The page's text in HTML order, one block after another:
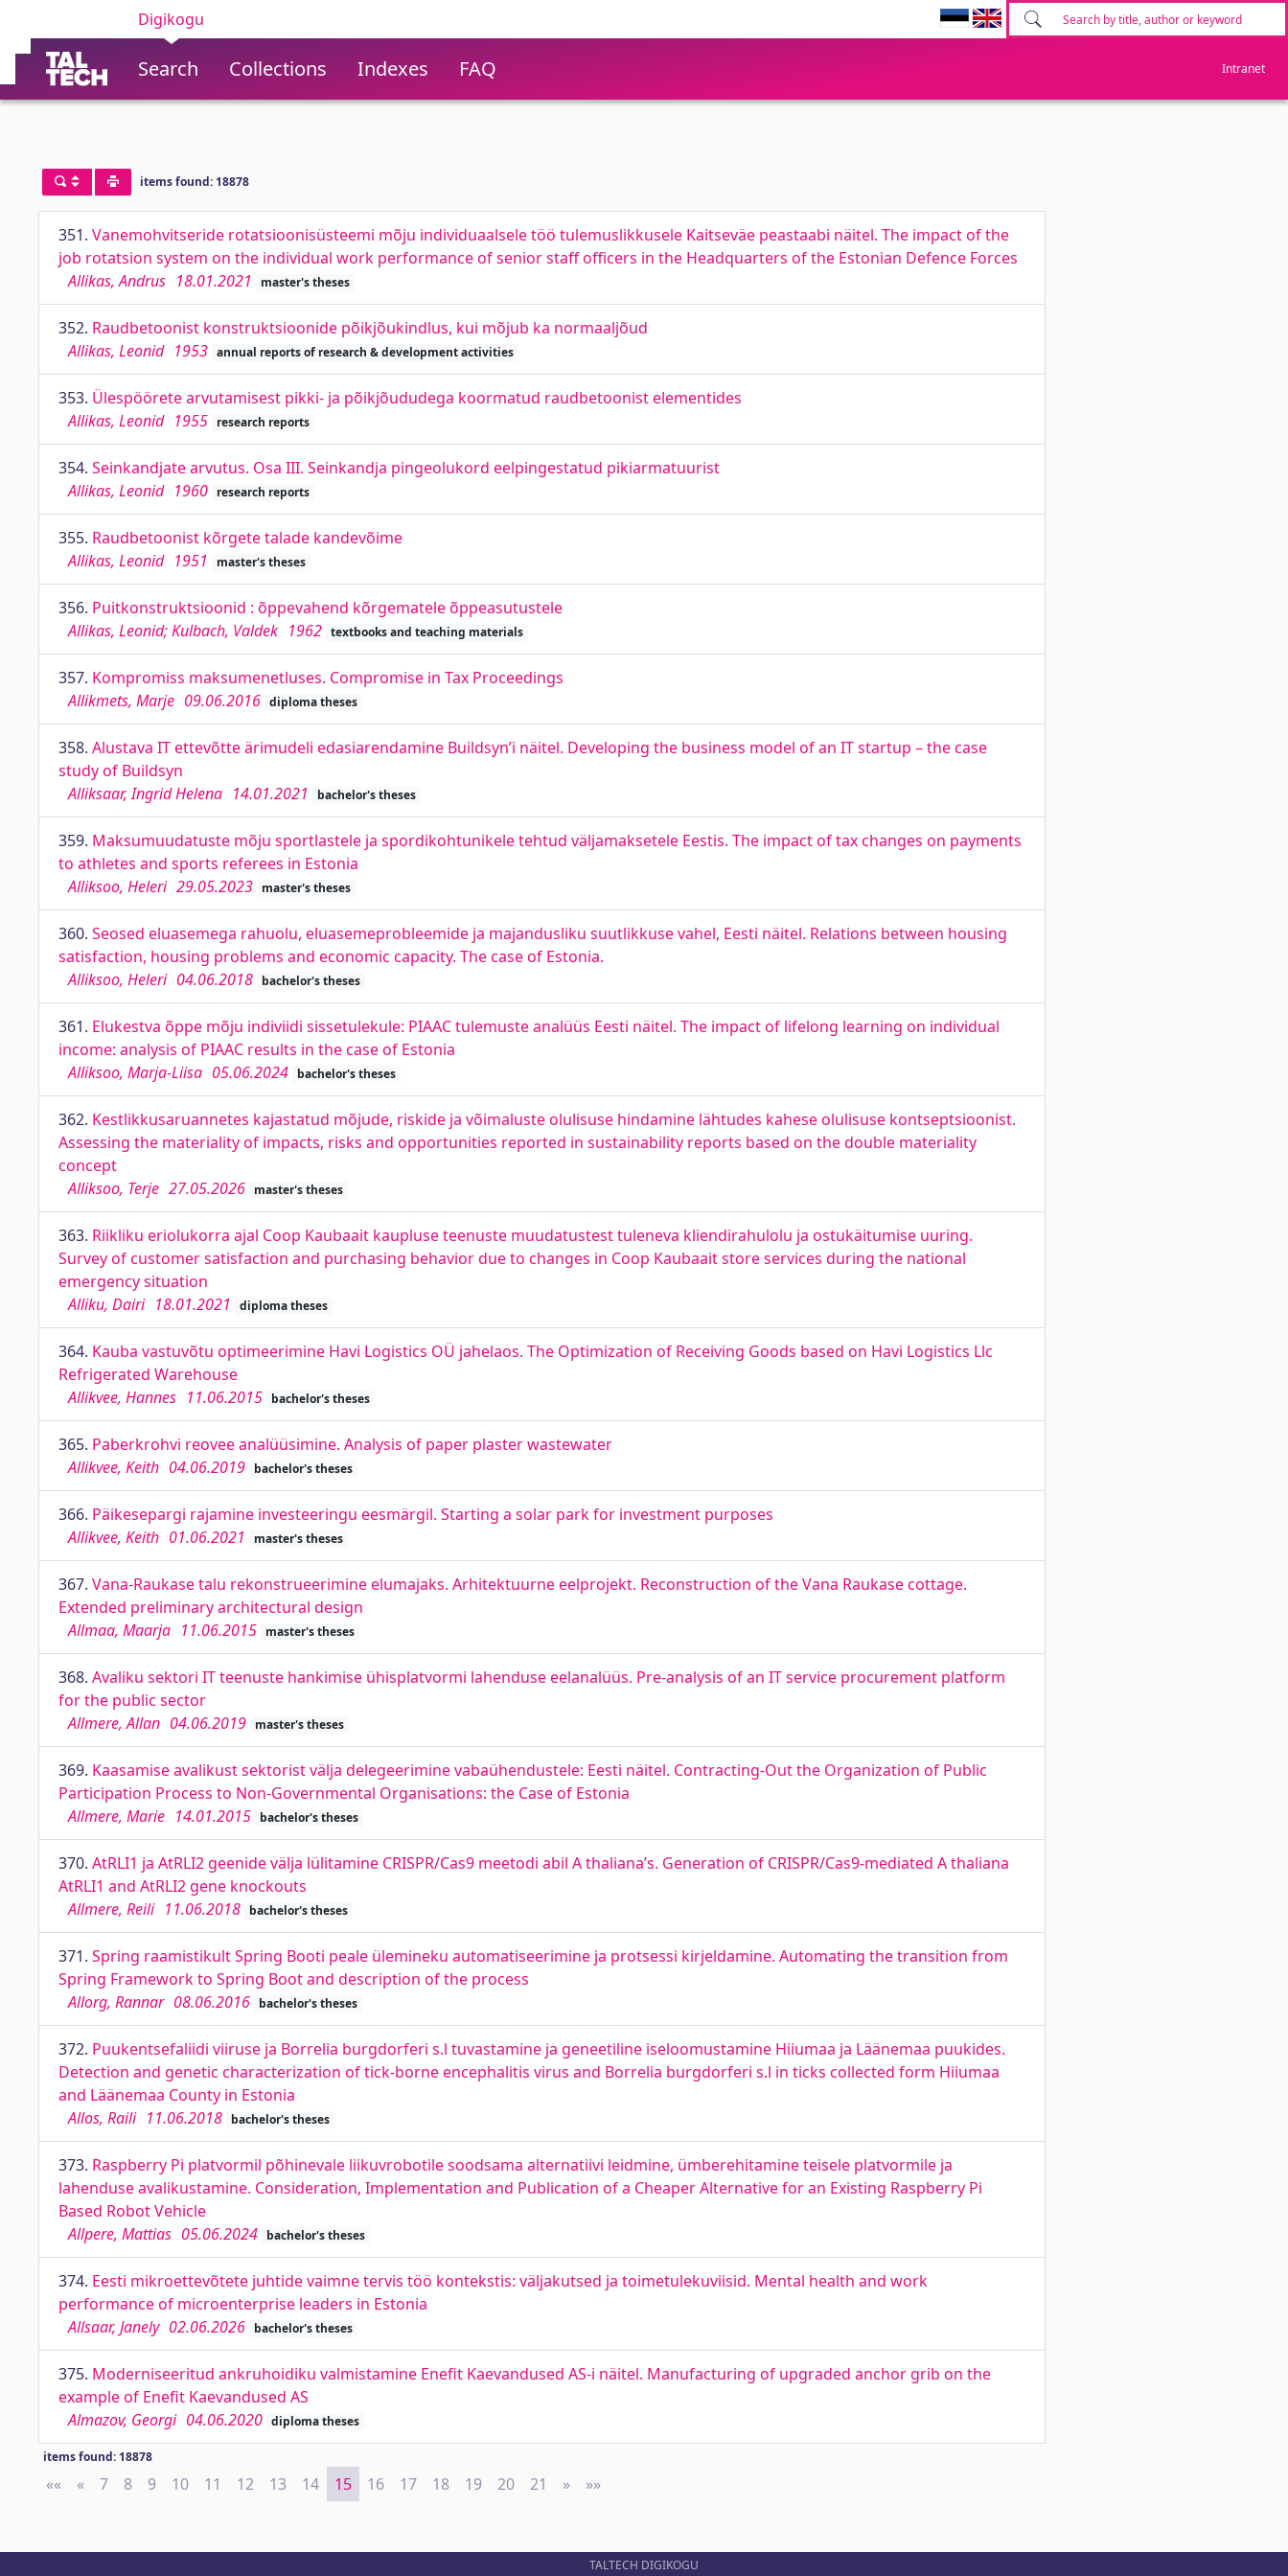
Digikogu
Search Collections Indexes FAQ Intranet
items found: 18878
351. Vanemohvitseride rotatsioonisüsteemi mõju individuaalsele töö tulemuslikkusele Kaitseväe peastaabi näitel. The impact of the
job rotatsion system on the individual work performance of senior staff officers in the Headquarters of the Estonian Defence Forces
Allikas, Andrus 18.01.2021 master's theses
352. Raudbetoonist konstruktsioonide põikjõukindlus, kui mõjub ka normaaljõud
Allikas, Leonid 1953 annual reports of research & development activities
353. Ülespöörete arvutamisest pikki- ja põikjõududega koormatud raudbetoonist elementides
Allikas, Leonid 1955 research reports
354. Seinkandjate arvutus. Osa III. Seinkandja pingeolukord eelpingestatud pikiarmatuurist
Allikas, Leonid 1960 research reports
355. Raudbetoonist kõrgete talade kandevõime
Allikas, Leonid 1951 master's theses
356. Puitkonstruktsioonid : õppevahend kõrgematele õppeasutustele
Allikas, Leonid; Kulbach, Valdek 1962 textbooks and teaching materials
357. Kompromiss maksumenetluses. Compromise in Tax Proceedings
Allikmets, Marje 09.06.2016 diploma theses
358. Alustava IT ettevõtte ärimudeli edasiarendamine Buildsyn’i näitel. Developing the business model of an IT startup – the case
study of Buildsyn
Alliksaar, Ingrid Helena 14.01.2021 bachelor's theses
359. Maksumuudatuste mõju sportlastele ja spordikohtunikele tehtud väljamaksetele Eestis. The impact of tax changes on payments
to athletes and sports referees in Estonia
Alliksoo, Heleri 29.05.2023 master's theses
360. Seosed eluasemega rahuolu, eluasemeprobleemide ja majandusliku suutlikkuse vahel, Eesti näitel. Relations between housing
satisfaction, housing problems and economic capacity. The case of Estonia.
Alliksoo, Heleri 04.06.2018 bachelor's theses
361. Elukestva õppe mõju indiviidi sissetulekule: PIAAC tulemuste analüüs Eesti näitel. The impact of lifelong learning on individual
income: analysis of PIAAC results in the case of Estonia
Alliksoo, Marja-Liisa 05.06.2024 bachelor's theses
362. Kestlikkusaruannetes kajastatud mõjude, riskide ja võimaluste olulisuse hindamine lähtudes kahese olulisuse kontseptsioonist.
Assessing the materiality of impacts, risks and opportunities reported in sustainability reports based on the double materiality
concept
Alliksoo, Terje 27.05.2026 master's theses
363. Riikliku eriolukorra ajal Coop Kaubaait kaupluse teenuste muudatustest tuleneva kliendirahulolu ja ostukäitumise uuring.
Survey of customer satisfaction and purchasing behavior due to changes in Coop Kaubaait store services during the national
emergency situation
Alliku, Dairi 18.01.2021 diploma theses
364. Kauba vastuvõtu optimeerimine Havi Logistics OÜ jahelaos. The Optimization of Receiving Goods based on Havi Logistics Llc
Refrigerated Warehouse
Allikvee, Hannes 11.06.2015 bachelor's theses
365. Paberkrohvi reovee analüüsimine. Analysis of paper plaster wastewater
Allikvee, Keith 04.06.2019 bachelor's theses
366. Päikesepargi rajamine investeeringu eesmärgil. Starting a solar park for investment purposes
Allikvee, Keith 01.06.2021 master's theses
367. Vana-Raukase talu rekonstrueerimine elumajaks. Arhitektuurne eelprojekt. Reconstruction of the Vana Raukase cottage.
Extended preliminary architectural design
Allmaa, Maarja 11.06.2015 master's theses
368. Avaliku sektori IT teenuste hankimise ühisplatvormi lahenduse eelanalüüs. Pre-analysis of an IT service procurement platform
for the public sector
Allmere, Allan 04.06.2019 master's theses
369. Kaasamise avalikust sektorist välja delegeerimine vabaühendustele: Eesti näitel. Contracting-Out the Organization of Public
Participation Process to Non-Governmental Organisations: the Case of Estonia
Allmere, Marie 14.01.2015 bachelor's theses
370. AtRLI1 ja AtRLI2 geenide välja lülitamine CRISPR/Cas9 meetodi abil A thaliana’s. Generation of CRISPR/Cas9-mediated A thaliana
AtRLI1 and AtRLI2 gene knockouts
Allmere, Reili 11.06.2018 bachelor's theses
371. Spring raamistikult Spring Booti peale ülemineku automatiseerimine ja protsessi kirjeldamine. Automating the transition from
Spring Framework to Spring Boot and description of the process
Allorg, Rannar 08.06.2016 bachelor's theses
372. Puukentsefaliidi viiruse ja Borrelia burgdorferi s.l tuvastamine ja geneetiline iseloomustamine Hiiumaa ja Läänemaa puukides.
Detection and genetic characterization of tick-borne encephalitis virus and Borrelia burgdorferi s.l in ticks collected form Hiiumaa
and Läänemaa County in Estonia
Allos, Raili 11.06.2018 bachelor's theses
373. Raspberry Pi platvormil põhinevale liikuvrobotile soodsama alternatiivi leidmine, ümberehitamine teisele platvormile ja
lahenduse avalikustamine. Consideration, Implementation and Publication of a Cheaper Alternative for an Existing Raspberry Pi
Based Robot Vehicle
Allpere, Mattias 05.06.2024 bachelor's theses
374. Eesti mikroettevõtete juhtide vaimne tervis töö kontekstis: väljakutsed ja toimetulekuviisid. Mental health and work
performance of microenterprise leaders in Estonia
Allsaar, Janely 02.06.2026 bachelor's theses
375. Moderniseeritud ankruhoidiku valmistamine Enefit Kaevandused AS-i näitel. Manufacturing of upgraded anchor grib on the
example of Enefit Kaevandused AS
Almazov, Georgi 04.06.2020 diploma theses
items found: 18878
«« First
« Previous
7 8 9 10 11 12 13 14 15 16 17 18 19 20 21 » Next
»»
TALTECH DIGIKOGU